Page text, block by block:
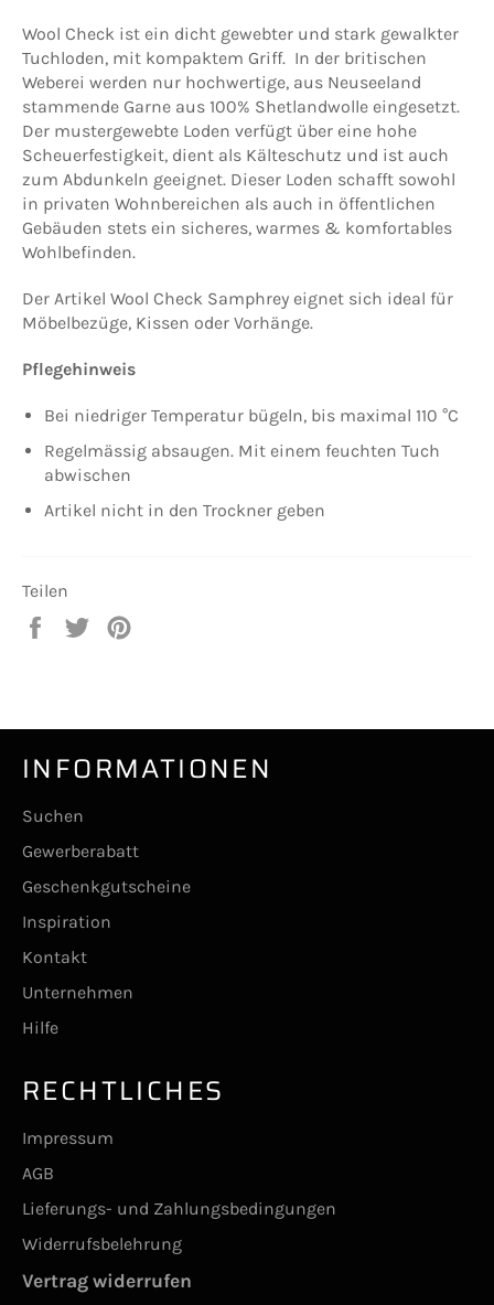
Wool Check ist ein dicht gewebter und stark gewalkter
Tuchloden, mit kompaktem Griff. In der britischen
Weberei werden nur hochwertige, aus Neuseeland
stammende Garne aus 100% Shetlandwolle eingesetzt.
Der mustergewebte Loden verfügt über eine hohe
Scheuerfestigkeit, dient als Kälteschutz und ist auch
zum Abdunkeln geeignet. Dieser Loden schafft sowohl
in privaten Wohnbereichen als auch in öffentlichen
Gebäuden stets ein sicheres, warmes & komfortables
Wohlbefinden.
Der Artikel Wool Check Samphrey eignet sich ideal für
Möbelbezüge, Kissen oder Vorhänge.
Pflegehinweis
Bei niedriger Temperatur bügeln, bis maximal 110 °C
Regelmässig absaugen. Mit einem feuchten Tuch
abwischen
Artikel nicht in den Trockner geben
Teilen
Auf
Auf
INFORMATIONEN
Suchen
Gewerberabatt
Geschenkgutscheine
Inspiration
Kontakt
Unternehmen
Hilfe
RECHTLICHES
Impressum
AGB
Lieferungs- und Zahlungsbedingungen
Widerrufsbelehrung
Vertrag widerrufen